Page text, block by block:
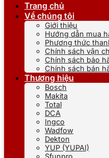
Trang chủ
Về chúng tôi
Giới thiệu
Hướng dẫn mua
Phương thức
Chính sách vận
Chính sách bảo
Chính sách bán
Thương hiệu
Bosch
Makita
Total
DCA
Ingco
Wadfow
Dekton
YUP (YUPAI)
Sfunpro